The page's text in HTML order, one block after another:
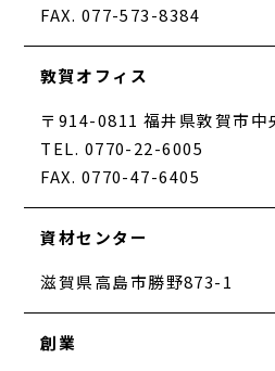
FAX. 077-573-8384
敦賀オフィス
〒914-0811 福井県敦賀市中
TEL. 0770-22-6005
FAX. 0770-47-6405
資材センター
滋賀県高島市勝野873-1
創業